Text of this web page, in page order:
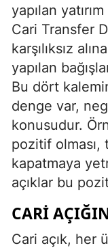
yapılan
Cari Transfer
karşılıksız
yapılan
Bu dört
denge var,
konusudur.
pozitif olması,
kapatmaya
açıklar bu
CARI
Cari açık, her